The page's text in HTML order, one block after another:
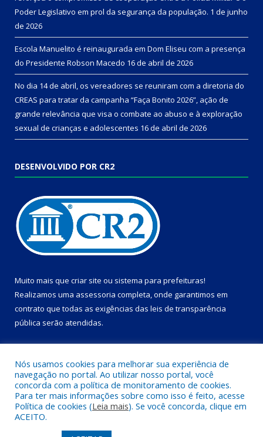
Poder Legislativo em prol da segurança da população. 1 de junho
de 2026
Escola Manuelito é reinaugurada em Dom Eliseu com a presença
do Presidente Robson Macedo 16 de abril de 2026
No dia 14 de abril, os vereadores se reuniram com a diretoria do
CREAS para tratar da campanha “Faça Bonito 2026”, ação de
grande relevância que visa o combate ao abuso e à exploração
sexual de crianças e adolescentes 16 de abril de 2026
DESENVOLVIDO POR CR2
Muito mais que criar site ou sistema para prefeituras!
Realizamos uma assessoria completa, onde garantimos em
contrato que todas as exigências das leis de transparência
pública serão atendidas.
Todos os direitos reservados a Câmara Municipal de Dom Eliseu.
Nós usamos cookies para melhorar sua experiência de
navegação no portal. Ao utilizar nosso portal, você
concorda com a política de monitoramento de cookies.
Para ter mais informações sobre como isso é feito, acesse
Política de cookies (Leia mais). Se você concorda, clique em
ACEITO.